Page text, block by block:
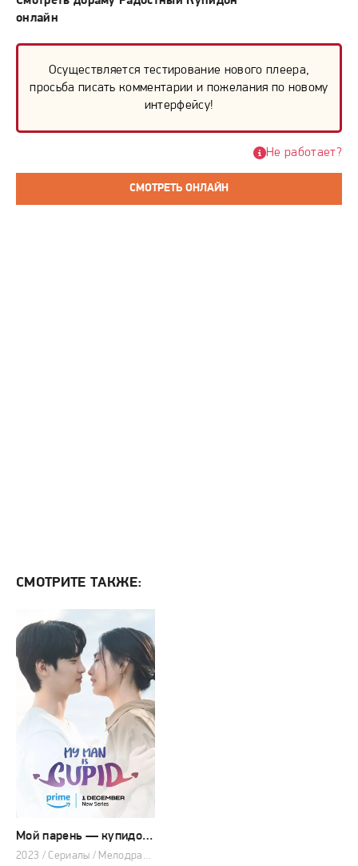
онлайн
Осуществляется тестирование нового плеера,
просьба писать комментарии и пожелания по новому
интерфейсу!
СМОТРЕТЬ ОНЛАЙН
Не работает?
СМОТРИТЕ ТАКЖЕ:
Мой парень — купидон (сериал 2023 – 2024)
2023 / Сериалы / Мелодрама / Фэнтези / Комедия